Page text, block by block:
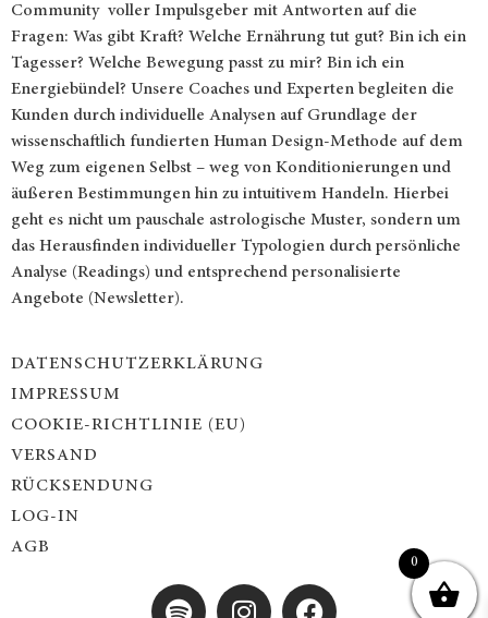
Community voller Impulsgeber mit Antworten auf die
Fragen: Was gibt Kraft? Welche Ernährung tut gut? Bin ich ein
Tagesser? Welche Bewegung passt zu mir? Bin ich ein
Energiebündel? Unsere Coaches und Experten begleiten die
Kunden durch individuelle Analysen auf Grundlage der
wissenschaftlich fundierten Human Design-Methode auf dem
Weg zum eigenen Selbst – weg von Konditionierungen und
äußeren Bestimmungen hin zu intuitivem Handeln. Hierbei
geht es nicht um pauschale astrologische Muster, sondern um
das Herausfinden individueller Typologien durch persönliche
Analyse (Readings) und entsprechend personalisierte
Angebote (Newsletter).
DATENSCHUTZERKLÄRUNG
IMPRESSUM
COOKIE-RICHTLINIE (EU)
VERSAND
RÜCKSENDUNG
LOG-IN
AGB
0